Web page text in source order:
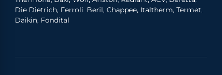
Die Dietrich, Ferroli, Beril, Chappee, Italtherm, Termet,
Daikin, Fondital